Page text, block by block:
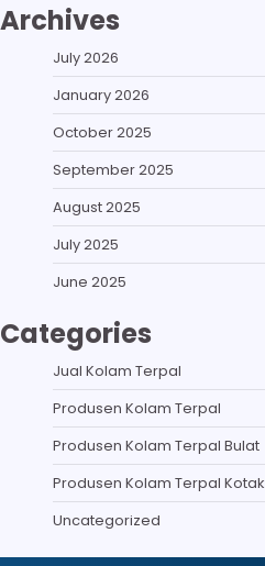
Archives
July 2026
January 2026
October 2025
September 2025
August 2025
July 2025
June 2025
Categories
Jual Kolam Terpal
Produsen Kolam Terpal
Produsen Kolam Terpal Bulat
Produsen Kolam Terpal Kotak
Uncategorized